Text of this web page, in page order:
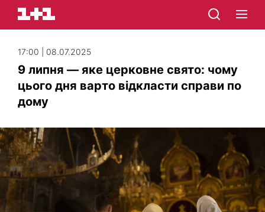
17:00 | 08.07.2025
9 липня — яке церковне свято: чому
цього дня варто відкласти справи по
дому